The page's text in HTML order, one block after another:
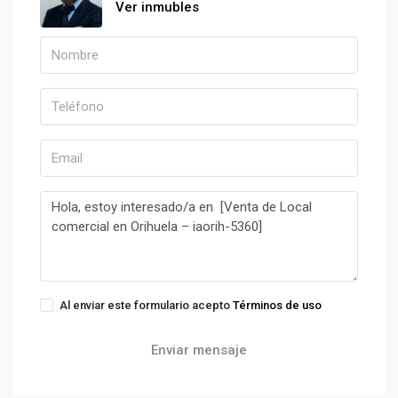
Ver inmubles
Al enviar este formulario acepto Términos de uso
Enviar mensaje